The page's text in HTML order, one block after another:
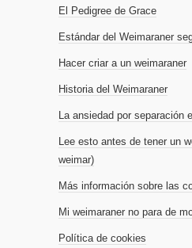
El Pedigree de Grace
Estándar del Weimaraner
Hacer criar a un weimaraner
Historia del Weimaraner
La ansiedad por separación
Lee esto antes de tener un
weimar)
Más información sobre las
Mi weimaraner no para de
Política de cookies